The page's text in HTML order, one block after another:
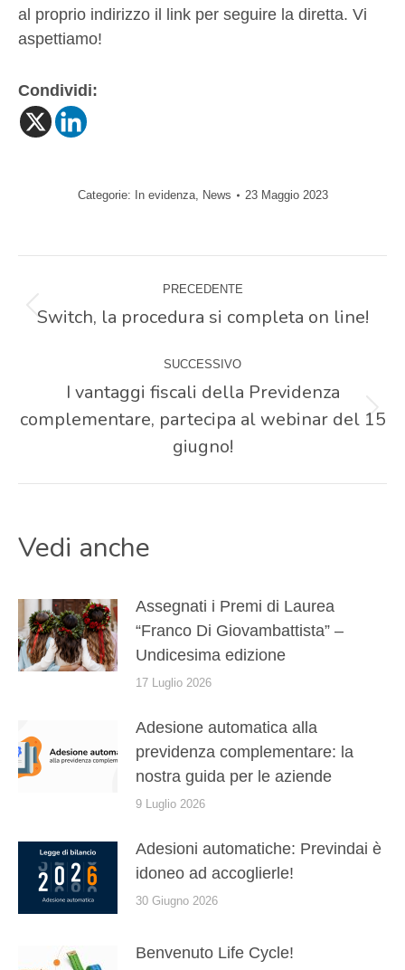
al proprio indirizzo il link per seguire la diretta. Vi
aspettiamo!
Condividi:
Categorie: In evidenza, News 23 Maggio 2023
tra
post
PRECEDENTE
Post
Switch, la procedura si completa on line!
SUCCESSIVO
Prossimo
post:
I vantaggi fiscali della Previdenza
complementare, partecipa al webinar del 15
giugno!
Vedi anche
Assegnati i Premi di Laurea
“Franco Di Giovambattista” –
Undicesima edizione
17 Luglio 2026
Adesione automatica alla
previdenza complementare: la
nostra guida per le aziende
9 Luglio 2026
Adesioni automatiche: Previndai è
idoneo ad accoglierle!
30 Giugno 2026
Benvenuto Life Cycle!